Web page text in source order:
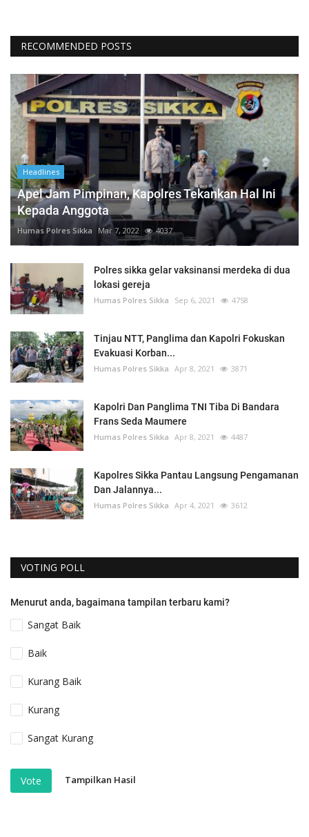
RECOMMENDED POSTS
Headlines
Apel Jam Pimpinan, Kapolres Tekankan Hal Ini
Kepada Anggota
Humas Polres Sikka Mar 7, 2022 4037
Polres sikka gelar vaksinansi merdeka di dua
lokasi gereja
Humas Polres Sikka Sep 6, 2021 4758
Tinjau NTT, Panglima dan Kapolri Fokuskan
Evakuasi Korban...
Humas Polres Sikka Apr 8, 2021 3871
Kapolri Dan Panglima TNI Tiba Di Bandara
Frans Seda Maumere
Humas Polres Sikka Apr 8, 2021 4487
Kapolres Sikka Pantau Langsung Pengamanan
Dan Jalannya...
Humas Polres Sikka Apr 4, 2021 3612
VOTING POLL
Menurut anda, bagaimana tampilan terbaru kami?
Sangat Baik
Baik
Kurang Baik
Kurang
Sangat Kurang
Vote Tampilkan Hasil